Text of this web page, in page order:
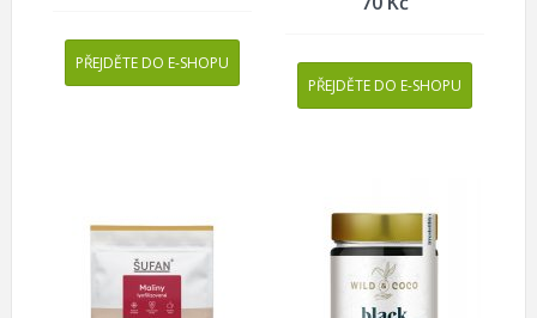
PŘEJDĚTE DO E-SHOPU
PŘEJDĚTE DO E-SHOPU